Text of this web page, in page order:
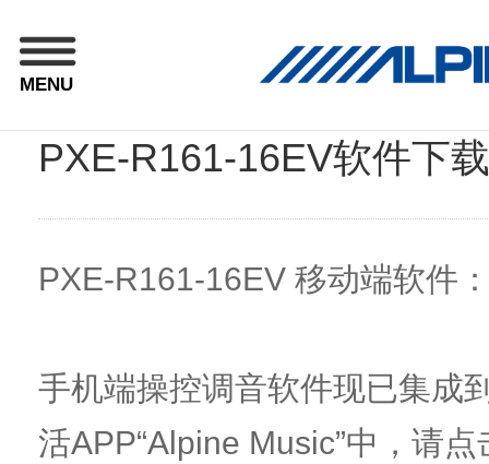
MENU
PXE-R161-16EV软件下载
PXE-R161-16EV 移动端软件
手机端操控调音软件现已集成
活APP“Alpine Music”中，请